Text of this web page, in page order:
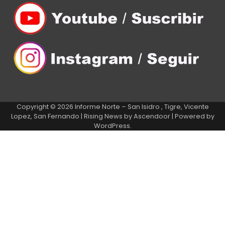
Copyright © 2026 Informe Norte – San Isidro , Tigre, Vicente
Lopez, San Fernando | Rising News byAscendoor| Powered by
WordPress.